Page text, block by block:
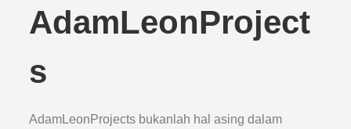
AdamLeonProject
s
AdamLeonProjects bukanlah hal asing dalam